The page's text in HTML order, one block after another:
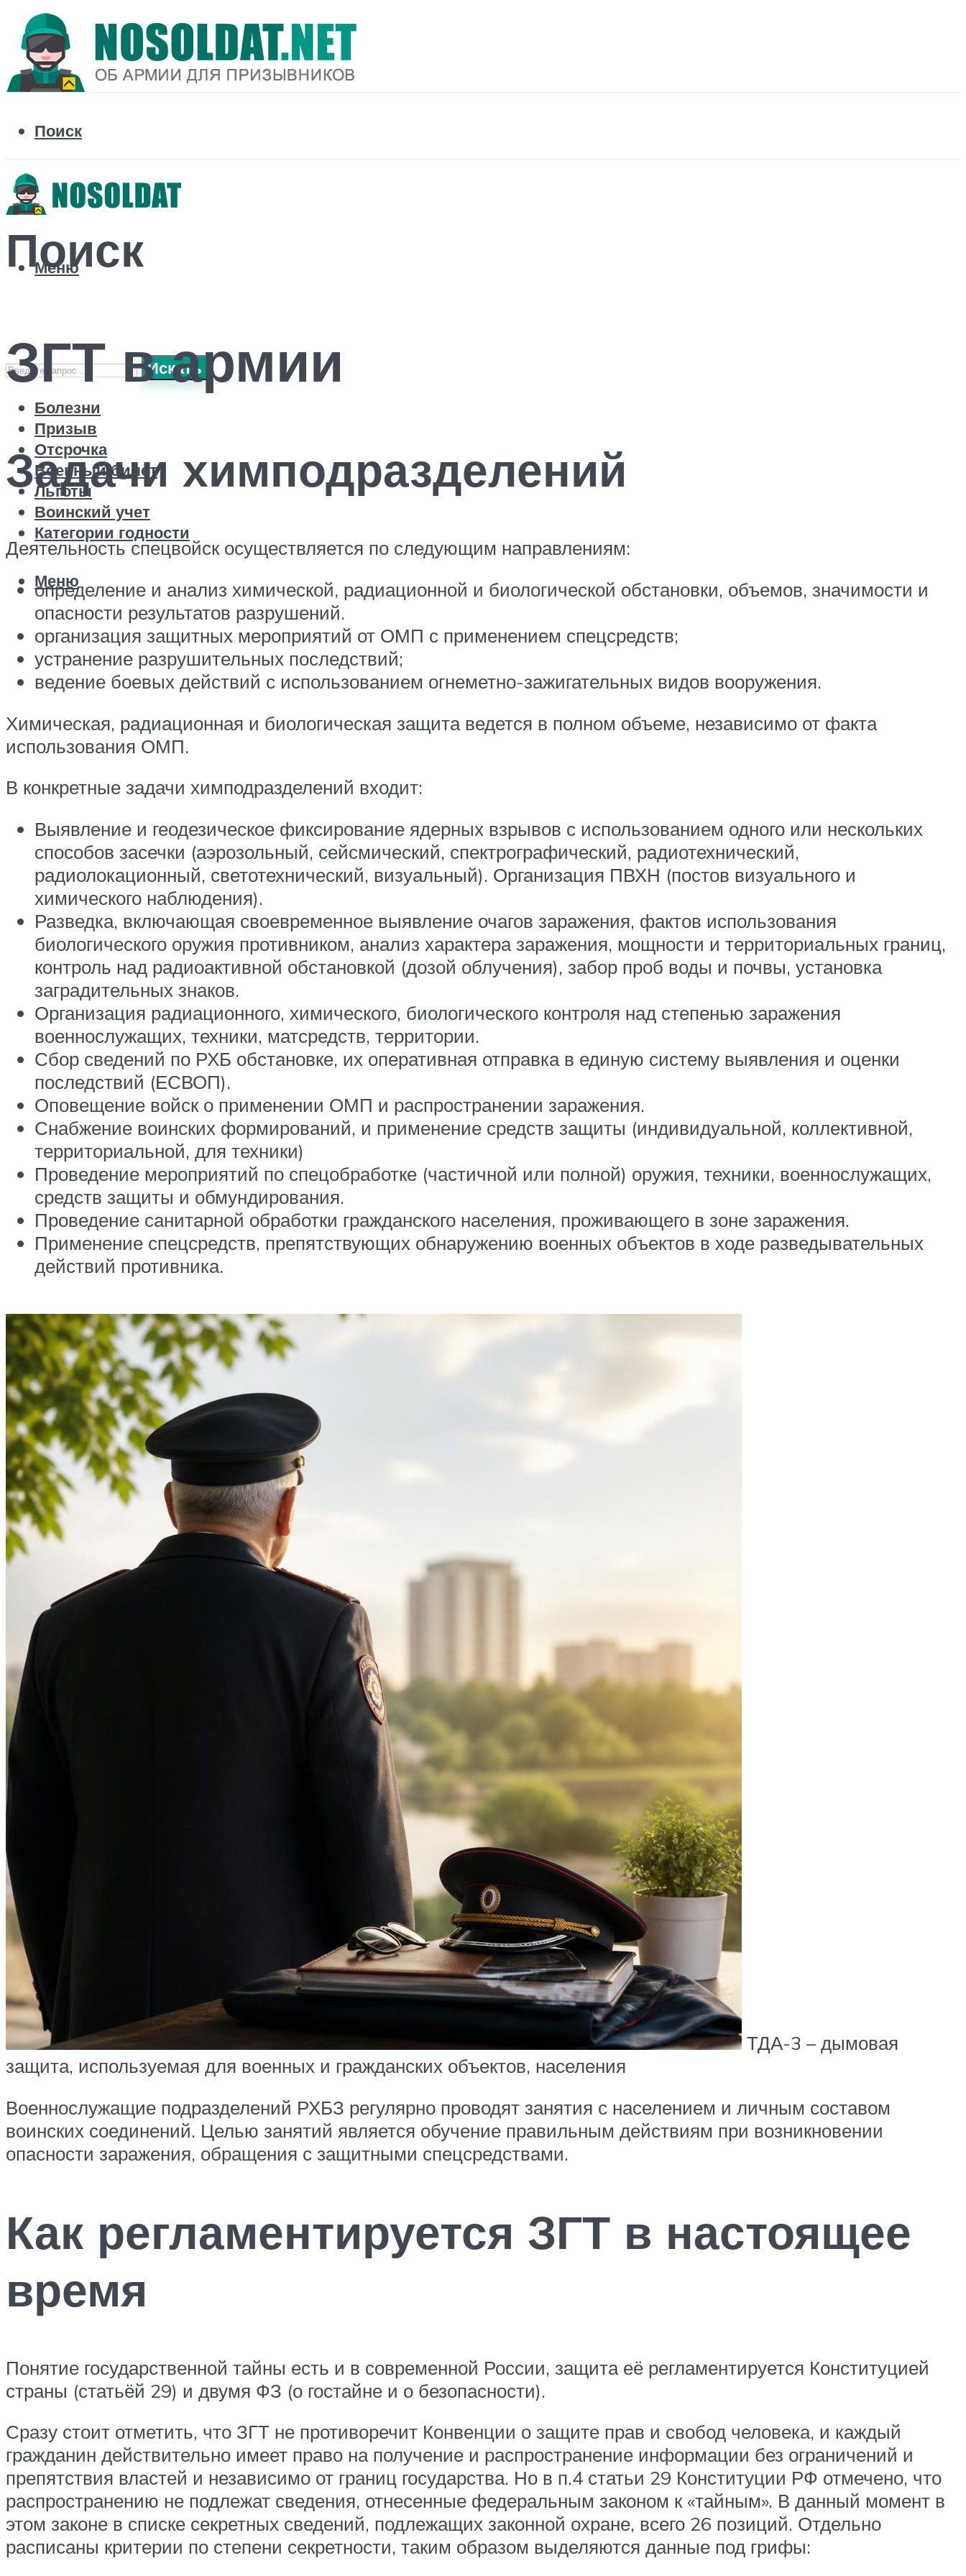
Поиск
Поиск
Искать
Болезни
Призыв
Отсрочка
Военный билет
Льготы
Воинский учет
Категории годности
Меню
Меню
ЗГТ в армии
Задачи химподразделений
Деятельность спецвойск осуществляется по следующим направлениям:
определение и анализ химической, радиационной и биологической обстановки, объемов, значимости и
опасности результатов разрушений.
организация защитных мероприятий от ОМП с применением спецсредств;
устранение разрушительных последствий;
ведение боевых действий с использованием огнеметно-зажигательных видов вооружения.
Химическая, радиационная и биологическая защита ведется в полном объеме, независимо от факта
использования ОМП.
В конкретные задачи химподразделений входит:
Выявление и геодезическое фиксирование ядерных взрывов с использованием одного или нескольких
способов засечки (аэрозольный, сейсмический, спектрографический, радиотехнический,
радиолокационный, светотехнический, визуальный). Организация ПВХН (постов визуального и
химического наблюдения).
Разведка, включающая своевременное выявление очагов заражения, фактов использования
биологического оружия противником, анализ характера заражения, мощности и территориальных границ,
контроль над радиоактивной обстановкой (дозой облучения), забор проб воды и почвы, установка
заградительных знаков.
Организация радиационного, химического, биологического контроля над степенью заражения
военнослужащих, техники, матсредств, территории.
Сбор сведений по РХБ обстановке, их оперативная отправка в единую систему выявления и оценки
последствий (ЕСВОП).
Оповещение войск о применении ОМП и распространении заражения.
Снабжение воинских формирований, и применение средств защиты (индивидуальной, коллективной,
территориальной, для техники)
Проведение мероприятий по спецобработке (частичной или полной) оружия, техники, военнослужащих,
средств защиты и обмундирования.
Проведение санитарной обработки гражданского населения, проживающего в зоне заражения.
Применение спецсредств, препятствующих обнаружению военных объектов в ходе разведывательных
действий противника.
ТДА-3 – дымовая
защита, используемая для военных и гражданских объектов, населения
Военнослужащие подразделений РХБЗ регулярно проводят занятия с населением и личным составом
воинских соединений. Целью занятий является обучение правильным действиям при возникновении
опасности заражения, обращения с защитными спецсредствами.
Как регламентируется ЗГТ в настоящее
время
Понятие государственной тайны есть и в современной России, защита её регламентируется Конституцией
страны (статьёй 29) и двумя ФЗ (о гостайне и о безопасности).
Сразу стоит отметить, что ЗГТ не противоречит Конвенции о защите прав и свобод человека, и каждый
гражданин действительно имеет право на получение и распространение информации без ограничений и
препятствия властей и независимо от границ государства. Но в п.4 статьи 29 Конституции РФ отмечено, что
распространению не подлежат сведения, отнесенные федеральным законом к «тайным». В данный момент в
этом законе в списке секретных сведений, подлежащих законной охране, всего 26 позиций. Отдельно
расписаны критерии по степени секретности, таким образом выделяются данные под грифы: